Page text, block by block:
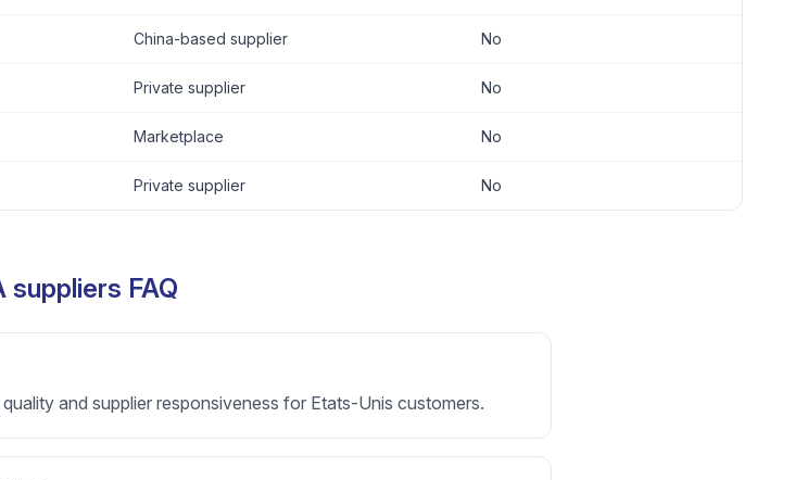
China-based supplier No
Private supplier No
Marketplace No
Private supplier No
suppliers FAQ
and supplier responsiveness for Etats-Unis customers.